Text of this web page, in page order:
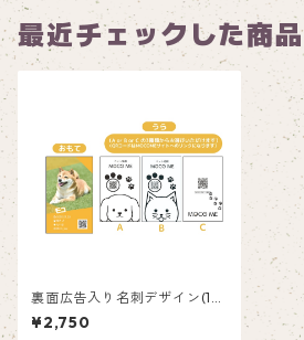
最近チェックした商品
裏面広告入り名刺デザイン(1箱
50枚入り)_オレンジ縦_R001
ad
¥2,750